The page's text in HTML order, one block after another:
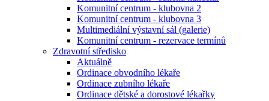
Komunitní centrum - klubovna 2
Komunitní centrum - klubovna 3
Multimediální výstavní sál (galerie)
Komunitní centrum - rezervace termínů
Zdravotní středisko
Aktuálně
Ordinace obvodního lékaře
Ordinace zubního lékaře
Ordinace dětské a dorostové lékařky